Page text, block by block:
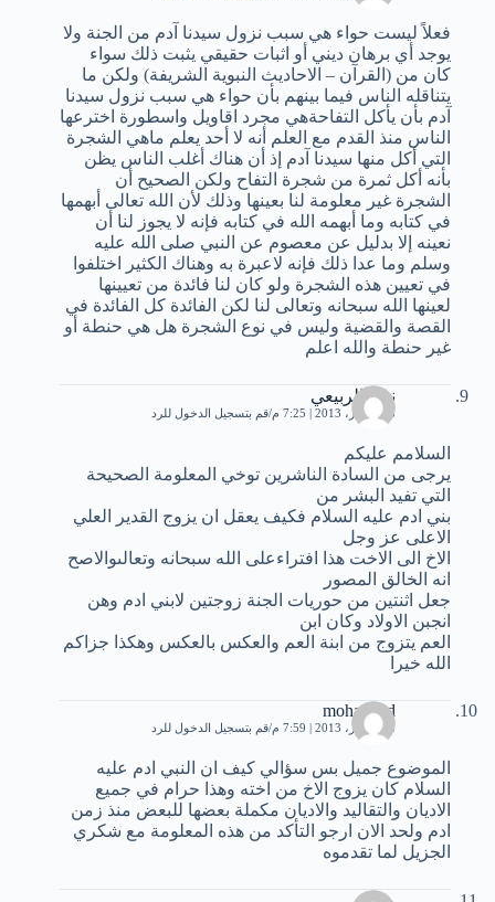
فعلاً ليست حواء هي سبب نزول سيدنا آدم من الجنة ولا
يوجد أي برهان ديني أو اثبات حقيقي يثبت ذلك سواء
كان من (القرآن – الاحاديث النبوية الشريفة) ولكن ما
يتناقله الناس فيما بينهم بأن حواء هي سبب نزول سيدنا
آدم بأن يأكل التفاحةهي مجرد اقاويل واسطورة اخترعها
الناس منذ القدم مع العلم أنه لا أحد يعلم ماهي الشجرة
التي أكل منها سيدنا آدم إذ أن هناك أغلب الناس يظن
بأنه أكل ثمرة من شجرة التفاح ولكن الصحيح أن
الشجرة غير معلومة لنا بعينها وذلك لأن الله تعالى أبهمها
في كتابه وما أبهمه الله في كتابه فإنه لا يجوز لنا أن
نعينه إلا بدليل عن معصوم عن النبي صلى الله عليه
وسلم وما عدا ذلك فإنه لاعبرة به وهناك الكثير اختلفوا
في تعيين هذه الشجرة ولو كان لنا فائدة من تعيينها
لعينها الله سبحانه وتعالى لنا لكن الفائدة كل الفائدة في
القصة والقضية وليس في نوع الشجرة هل هي حنطة أو
غير حنطة والله اعلم
نذير الربيعي
8 ديسمبر، 2013 | 7:25 م قم بتسجيل الدخول للرد
السلامم عليكم
يرجى من السادة الناشرين توخي المعلومة الصحيحة
التي تفيد البشر من
بني ادم عليه السلام فكيف يعقل ان يزوج القدير العلي
الاعلى عز وجل
الاخ الى الاخت هذا افتراءعلى الله سبحانه وتعالىوالاصح
انه الخالق المصور
جعل اثنتين من حوريات الجنة زوجتين لابني ادم وهن
انجبن الاولاد وكان ابن
العم يتزوج من ابنة العم والعكس بالعكس وهكذا جزاكم
الله خيرا
mohanned
8 ديسمبر، 2013 | 7:59 م قم بتسجيل الدخول للرد
الموضوع جميل بس سؤالي كيف ان النبي ادم عليه
السلام كان يزوج الاخ من اخته وهذا حرام في جميع
الاديان والتقاليد والاديان مكملة بعضها للبعض منذ زمن
ادم ولحد الان ارجو التأكد من هذه المعلومة مع شكري
الجزيل لما تقدموه